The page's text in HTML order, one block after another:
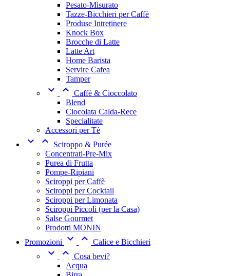
Pesato-Misurato
Tazze-Bicchieri per Caffè
Produse Intretinere
Knock Box
Brocche di Latte
Latte Art
Home Barista
Servire Cafea
Tamper
  Caffè & Cioccolato
Blend
Ciocolata Calda-Rece
Specialitate
Accessori per Tè
 
Sciroppo & Purée
Concentrati-Pre-Mix
Purea di Frutta
Pompe-Ripiani
Sciroppi per Caffè
Sciroppi per Cocktail
Sciroppi per Limonata
Sciroppi Piccoli (per la Casa)
Salse Gourmet
Prodotti MONIN
Promozioni
  Calice e Bicchieri
  Cosa bevi?
Acqua